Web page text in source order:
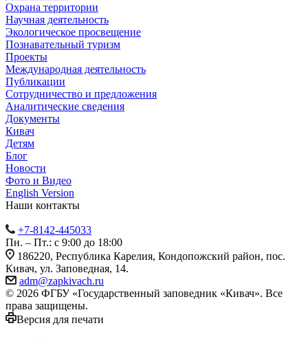
Охрана территории
Научная деятельность
Экологическое просвещение
Познавательный туризм
Проекты
Международная деятельность
Публикации
Сотрудничество и предложения
Аналитические сведения
Документы
Кивач
Детям
Блог
Новости
Фото и Видео
English Version
Наши контакты
+7-8142-445033
Пн. – Пт.: с 9:00 до 18:00
186220, Республика Карелия, Кондопожский район, пос.
Кивач, ул. Заповедная, 14.
adm@zapkivach.ru
© 2026 ФГБУ «Государственный заповедник «Кивач». Все
права защищены.
Версия для печати